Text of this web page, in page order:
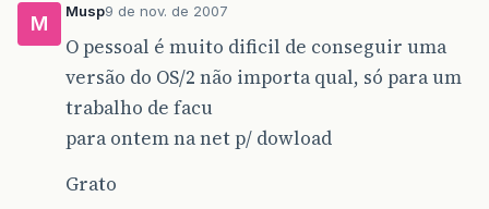
M
Musp9 de nov. de 2007
O pessoal é muito dificil de conseguir uma
versão do OS/2 não importa qual, só para um
trabalho de facu
para ontem na net p/ dowload
Grato